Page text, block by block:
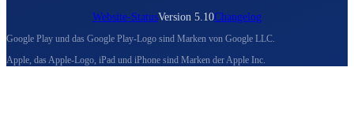
Website-StatusVersion 5.10Changelog
Google Play und das Google Play-Logo sind Marken von Google LLC.
Apple, das Apple-Logo, iPad und iPhone sind Marken der Apple Inc.